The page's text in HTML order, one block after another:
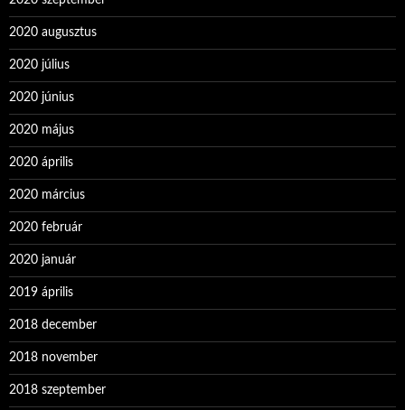
2020 augusztus
2020 július
2020 június
2020 május
2020 április
2020 március
2020 február
2020 január
2019 április
2018 december
2018 november
2018 szeptember